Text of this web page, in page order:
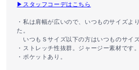
▶スタッフコーデはこちら
・私は肩幅が広いので、いつものサイズよ
た。
いつもＳサイズ以下の方はいつものサイズ
・ストレッチ性抜群。ジャージー素材です。
・ポケットあり。